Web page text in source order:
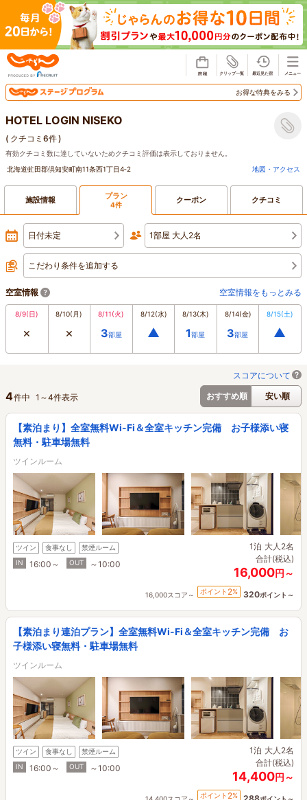
お得な特典をみる
HOTEL LOGIN NISEKO
( クチコミ6件)
有効クチコミ数に達していないためクチコミ評価は表示しておりません。
北海道虻田郡倶知安町南11条西1丁目4‐2
地図・アクセス
施設情報 プラン
4件 クーポン クチコミ
日付未定 1部屋 大人2名
こだわり条件を追加する
空室情報 空室情報をもっとみる
8/9(日)
×
8/10(月)
×
8/11(火)
3部屋
8/12(水)
▲
8/13(木)
1部屋
8/14(金)
3部屋
8/15(土)
▲
スコアについて
おすすめ順
安い順
4件中 1 ～4件表示
【素泊まり】全室無料Wi-Fi＆全室キッチン完備 お子様添い寝
無料・駐車場無料
ツインルーム
ツイン 食事なし
禁煙ルーム
IN
16:00～ OUT ～10:00
1泊 大人2名
合計(税込)
16,000円～
16,000スコア～ ポイント 2% 320ポイント～
【素泊まり連泊プラン】全室無料Wi-Fi＆全室キッチン完備 お
子様添い寝無料・駐車場無料
ツインルーム
ツイン 食事なし
禁煙ルーム
IN
16:00～ OUT ～10:00
1泊 大人2名
合計(税込)
14,400円～
ポイント 2%